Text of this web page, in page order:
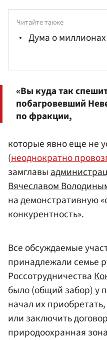
Читайте также
Дума о миллионах
«Вы куда так
побагровевший
по фракции,
которые явно еще не
(неоднократно
замглавы
Вячеславом
на демонстративную
конкурентность».
Все обсуждаемые
принадлежали семье
Россотрудничества
было (общий забор) у
начал их
или заключить
природоохранная